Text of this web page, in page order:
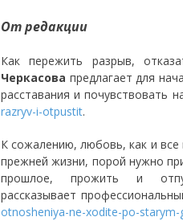
От редакции
Как пережить разрыв,
Черкасова предлагает для
расставания и почувствовать
razryv-i-otpustit.
К сожалению, любовь, как и
прежней жизни, порой нужно
прошлое, прожить и
рассказывает
otnosheniya-ne-xodite-po-starym-